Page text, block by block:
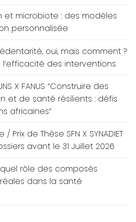
et microbiote : des modèles
personnalisée
oui, mais comment ?
des interventions
X FANUS “Construire des
et de santé résilients : défis
africaines”
de Thèse SFN X SYNADIET
avant le 31 Juillet 2026
rôle des composés
dans la santé